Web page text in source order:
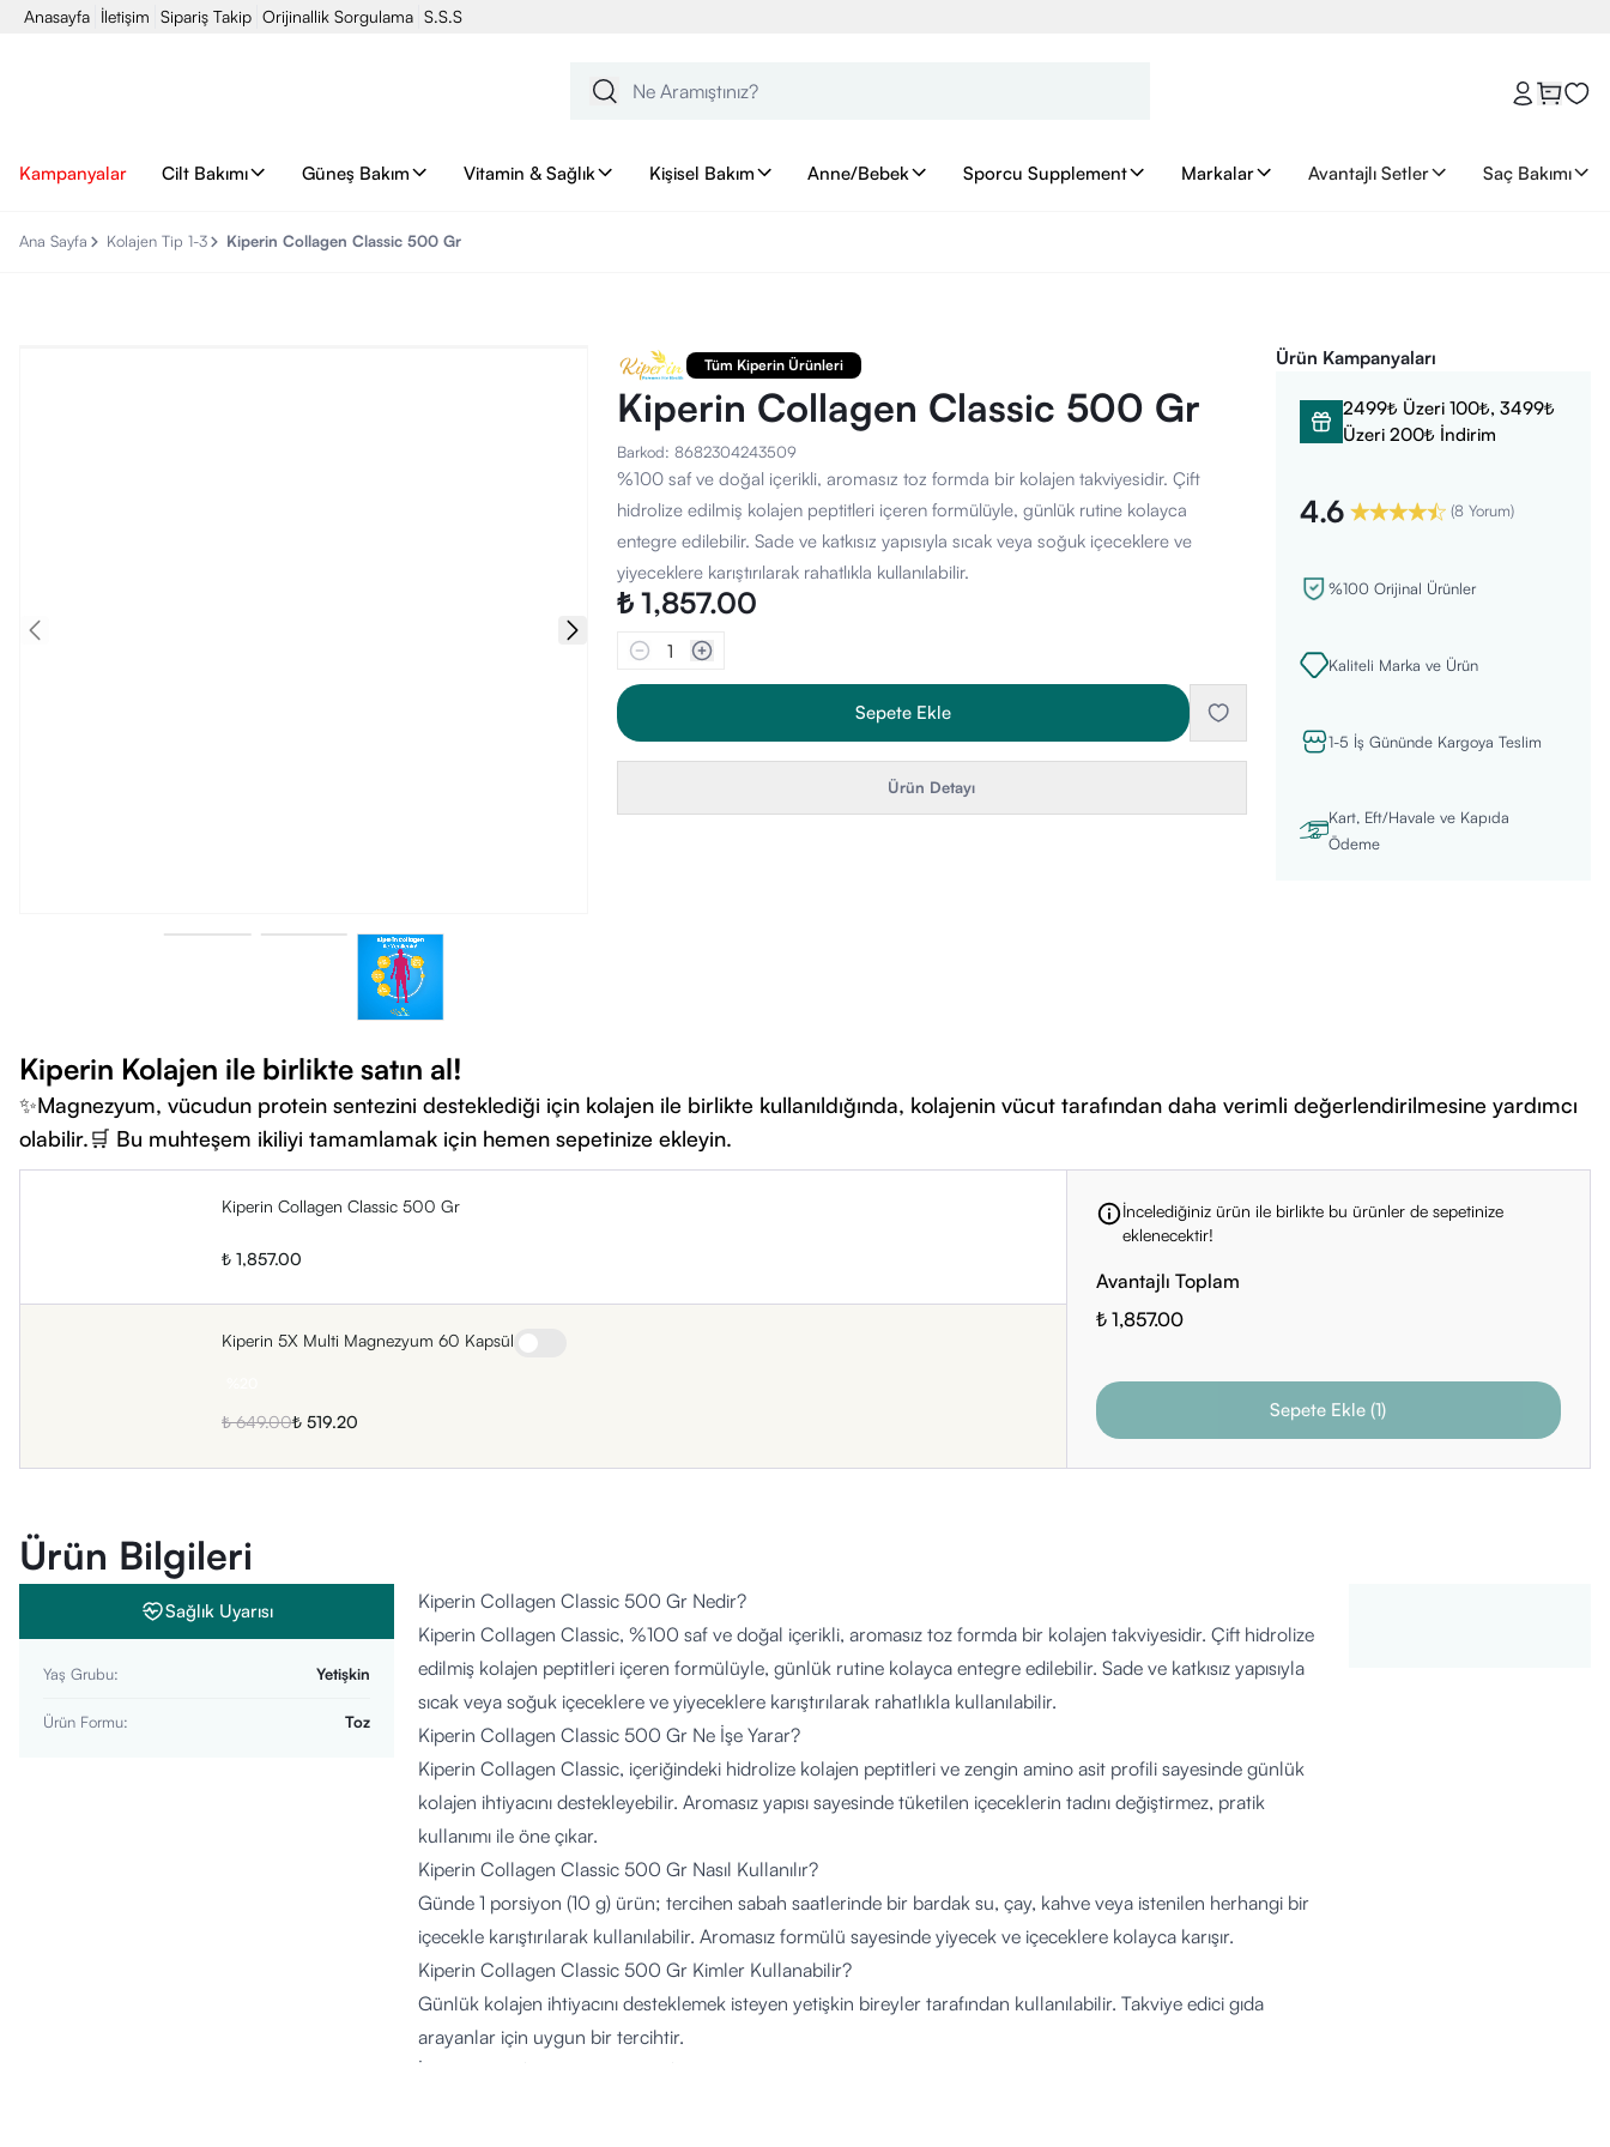
Anasayfa İletişim Sipariş Takip Orijinallik Sorgulama S.S.S
Kampanyalar Cilt Bakımı Güneş Bakım Vitamin & Sağlık Kişisel Bakım Anne/Bebek Sporcu Supplement Markalar Avantajlı Setler Saç Bakımı
Ana Sayfa Kolajen Tip 1-3 Kiperin Collagen Classic 500 Gr
Tüm Kiperin Ürünleri
Kiperin Collagen Classic 500 Gr
Barkod: 8682304243509
%100 saf ve doğal içerikli, aromasız toz formda bir kolajen takviyesidir. Çift
hidrolize edilmiş kolajen peptitleri içeren formülüyle, günlük rutine kolayca
entegre edilebilir. Sade ve katkısız yapısıyla sıcak veya soğuk içeceklere ve
yiyeceklere karıştırılarak rahatlıkla kullanılabilir.
₺ 1,857.00
1
Sepete Ekle
Ürün Detayı
Ürün Kampanyaları
2499₺ Üzeri 100₺, 3499₺
Üzeri 200₺ İndirim
4.6 (8 Yorum)
%100 Orijinal Ürünler
Kaliteli Marka ve Ürün
1-5 İş Gününde Kargoya Teslim
Kart, Eft/Havale ve Kapıda
Ödeme
Kiperin Kolajen ile birlikte satın al!
✨Magnezyum, vücudun protein sentezini desteklediği için kolajen ile birlikte kullanıldığında, kolajenin vücut tarafından daha verimli değerlendirilmesine yardımcı
olabilir.🛒 Bu muhteşem ikiliyi tamamlamak için hemen sepetinize ekleyin.
Kiperin Collagen Classic 500 Gr
₺ 1,857.00
Kiperin 5X Multi Magnezyum 60 Kapsül
₺ 649.00₺ 519.20
İncelediğiniz ürün ile birlikte bu ürünler de sepetinize
eklenecektir!
Avantajlı Toplam
₺ 1,857.00
Sepete Ekle (1)
Ürün Bilgileri
Sağlık Uyarısı
Yaş Grubu: Yetişkin
Ürün Formu: Toz
Kiperin Collagen Classic 500 Gr Nedir?
Kiperin Collagen Classic, %100 saf ve doğal içerikli, aromasız toz formda bir kolajen takviyesidir. Çift hidrolize
edilmiş kolajen peptitleri içeren formülüyle, günlük rutine kolayca entegre edilebilir. Sade ve katkısız yapısıyla
sıcak veya soğuk içeceklere ve yiyeceklere karıştırılarak rahatlıkla kullanılabilir.
Kiperin Collagen Classic 500 Gr Ne İşe Yarar?
Kiperin Collagen Classic, içeriğindeki hidrolize kolajen peptitleri ve zengin amino asit profili sayesinde günlük
kolajen ihtiyacını destekleyebilir. Aromasız yapısı sayesinde tüketilen içeceklerin tadını değiştirmez, pratik
kullanımı ile öne çıkar.
Kiperin Collagen Classic 500 Gr Nasıl Kullanılır?
Günde 1 porsiyon (10 g) ürün; tercihen sabah saatlerinde bir bardak su, çay, kahve veya istenilen herhangi bir
içecekle karıştırılarak kullanılabilir. Aromasız formülü sayesinde yiyecek ve içeceklere kolayca karışır.
Kiperin Collagen Classic 500 Gr Kimler Kullanabilir?
Günlük kolajen ihtiyacını desteklemek isteyen yetişkin bireyler tarafından kullanılabilir. Takviye edici gıda
arayanlar için uygun bir tercihtir.
İçerik Listesi (1 Porsiyon – 10 g)